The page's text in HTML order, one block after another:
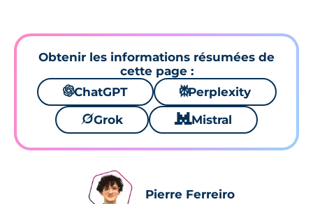
Obtenir les informations résumées de
cette page :
🌌ChatGPT ⚙Perplexity
🪐Grok 🐱 Mistral
Pierre Ferreiro